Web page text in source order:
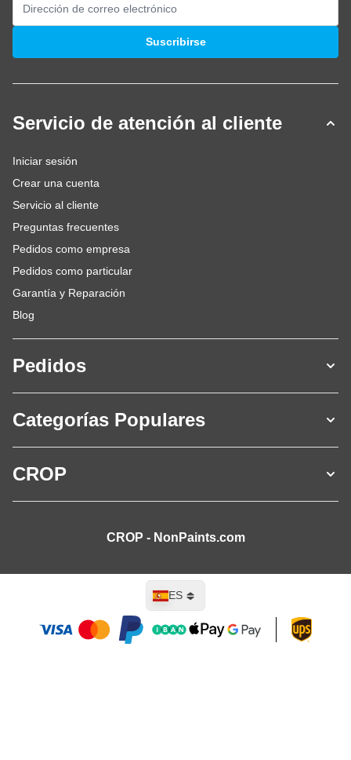
Dirección de email
Suscribirse
Servicio de atención al cliente
Iniciar sesión
Crear una cuenta
Servicio al cliente
Preguntas frecuentes
Pedidos como empresa
Pedidos como particular
Garantía y Reparación
Blog
Pedidos
Categorías Populares
CROP
CROP - NonPaints.com
Lenguaje
ES